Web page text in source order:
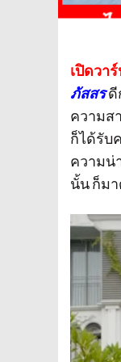
เปิดวา
ภัสสรดี
ความส
ก็ได้รับ
ความน่
นั้น ก็มา